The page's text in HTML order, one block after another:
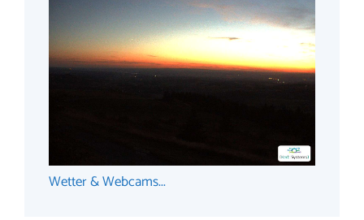
Wetter & Webcams...